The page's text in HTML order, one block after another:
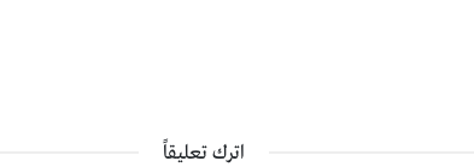
اترك تعليقاً